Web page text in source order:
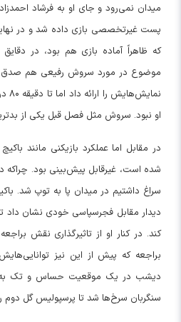
میدان نمی‌رود و جای او به فرشاد
پست غیرتخصصی بازی داده شد و در
که ظاهراً آماده بازی هم بود، در دقایق
موضوع در مورد سروش رفیعی هم صدق
او نبود. سروش مثل فصل قبل یکی از
در مقابل اما عملکرد بازیکنی مانند
شده است، غیرقابل پیش‌بینی بود. چراکه دور
سراغ داشتیم در میدان پا به توپ شد. باکیچ
دیدار مقابل فجرسپاسی خودی نشان داد تا
کند. در کنار او از تاثیرگذاری نقش
براجعه که پیش از این نیز
دیشب در یک موقعیت حساس و تک به تک
سنگربان سرخ‌ها شد تا پرسپولیس گل دوم را